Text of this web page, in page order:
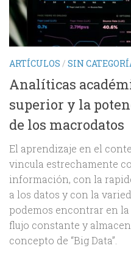
ARTÍCULOS / SIN
Analíticas
superior y la
de los macrodatos
El aprendizaje en el
vincula estrechamente
información, con la
a los datos y con la
podemos encontrar en la
flujo constante y
concepto de “Big Data”.